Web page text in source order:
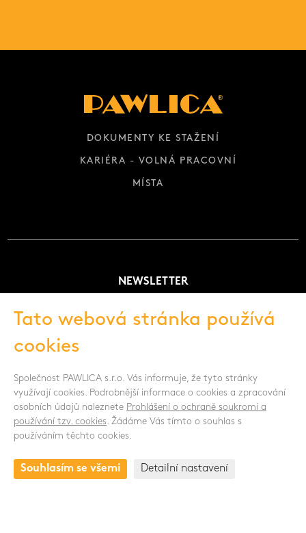
DOKUMENTY KE STAŽENÍ
KARIÉRA - VOLNÁ PRACOVNÍ
MÍSTA
KONTAKT
NEWSLETTER
Souhlasím se zpracováním osobních údajů -
SLEDUJTE NÁS
Tato webová stránka používá
cookies
Společnost PAWLICA s.r.o. Vás informuje, že tyto stránky
využívají cookies. Podrobnější informace o cookies a zpracování
osobních údajů naleznete Prohlášení o ochraně soukromí a
používání tzv. cookies. Žádáme Vás tímto o souhlas s
používáním těchto cookies.
Souhlasím se všemi Detailní nastavení